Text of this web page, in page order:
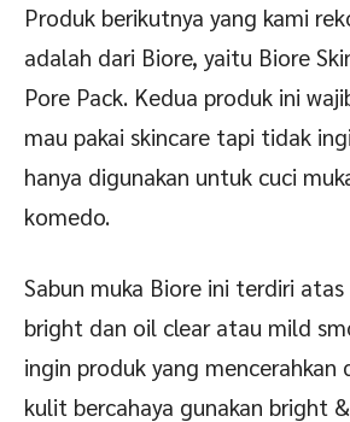
Produk berikutnya yang kami
adalah dari Biore, yaitu Biore
Pore Pack. Kedua produk ini
mau pakai skincare tapi tidak
hanya digunakan untuk cuci
komedo.
Sabun muka Biore ini terdiri
bright dan oil clear atau mild
ingin produk yang mencerahkan
kulit bercahaya gunakan bright